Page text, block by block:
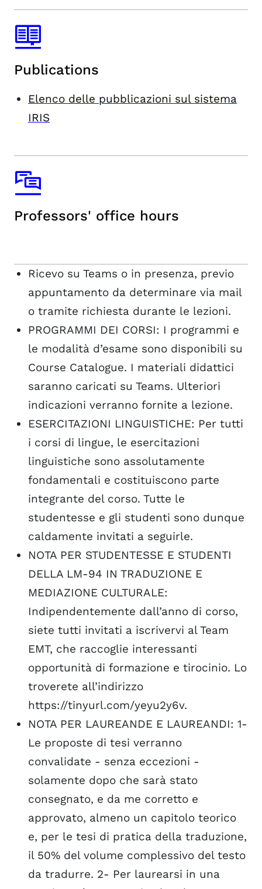
Publications
Elenco delle pubblicazioni sul sistema
IRIS
Professors' office hours
Ricevo su Teams o in presenza, previo
appuntamento da determinare via mail
o tramite richiesta durante le lezioni.
PROGRAMMI DEI CORSI: I programmi e
le modalità d’esame sono disponibili su
Course Catalogue. I materiali didattici
saranno caricati su Teams. Ulteriori
indicazioni verranno fornite a lezione.
ESERCITAZIONI LINGUISTICHE: Per tutti
i corsi di lingue, le esercitazioni
linguistiche sono assolutamente
fondamentali e costituiscono parte
integrante del corso. Tutte le
studentesse e gli studenti sono dunque
caldamente invitati a seguirle.
NOTA PER STUDENTESSE E STUDENTI
DELLA LM-94 IN TRADUZIONE E
MEDIAZIONE CULTURALE:
Indipendentemente dall’anno di corso,
siete tutti invitati a iscrivervi al Team
EMT, che raccoglie interessanti
opportunità di formazione e tirocinio. Lo
troverete all’indirizzo
https://tinyurl.com/yeyu2y6v.
NOTA PER LAUREANDE E LAUREANDI: 1-
Le proposte di tesi verranno
convalidate - senza eccezioni -
solamente dopo che sarà stato
consegnato, e da me corretto e
approvato, almeno un capitolo teorico
e, per le tesi di pratica della traduzione,
il 50% del volume complessivo del testo
da tradurre. 2- Per laurearsi in una